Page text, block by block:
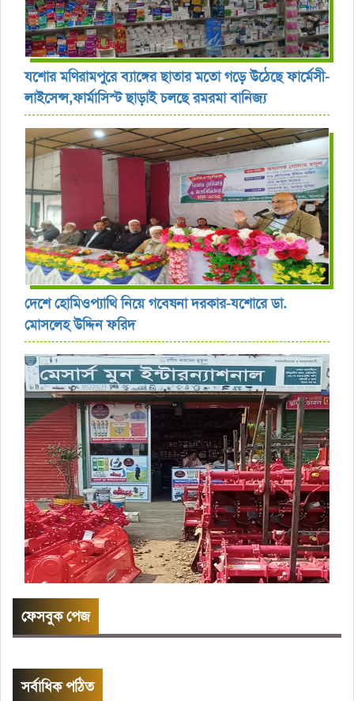
যশোর ‎মণিরামপুরে ব্যাঙ্গের ছাতার মতো গড়ে উঠেছে ফার্মেসী-
লাইসেন্স,ফার্মাসিস্ট ছাড়াই চলছে রমরমা বানিজ্য ‎
দেশে হোমিওপ্যাথি নিয়ে গবেষনা দরকার-যশোরে ডা.
মোসলেহ উদ্দিন ফরিদ
ফেসবুক পেজ
সর্বাধিক পঠিত